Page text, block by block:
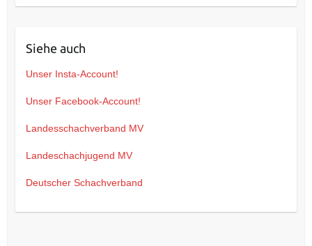
Siehe auch
Unser Insta-Account!
Unser Facebook-Account!
Landesschachverband MV
Landeschachjugend MV
Deutscher Schachverband